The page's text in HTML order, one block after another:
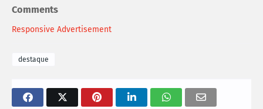
Comments
Responsive Advertisement
destaque